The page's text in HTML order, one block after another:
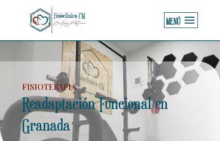
FISIOTERAPIA
Readaptación Funcional en
Granada